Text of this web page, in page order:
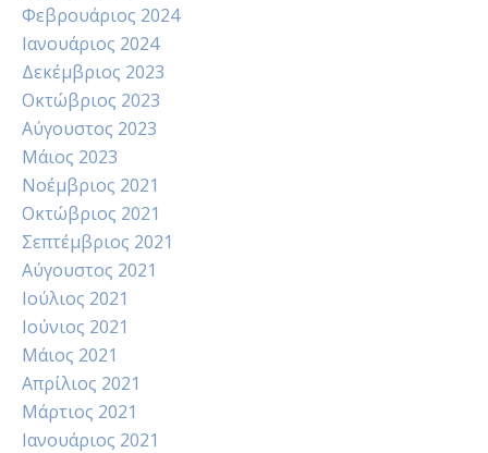
Φεβρουάριος 2024
Ιανουάριος 2024
Δεκέμβριος 2023
Οκτώβριος 2023
Αύγουστος 2023
Μάιος 2023
Νοέμβριος 2021
Οκτώβριος 2021
Σεπτέμβριος 2021
Αύγουστος 2021
Ιούλιος 2021
Ιούνιος 2021
Μάιος 2021
Απρίλιος 2021
Μάρτιος 2021
Ιανουάριος 2021